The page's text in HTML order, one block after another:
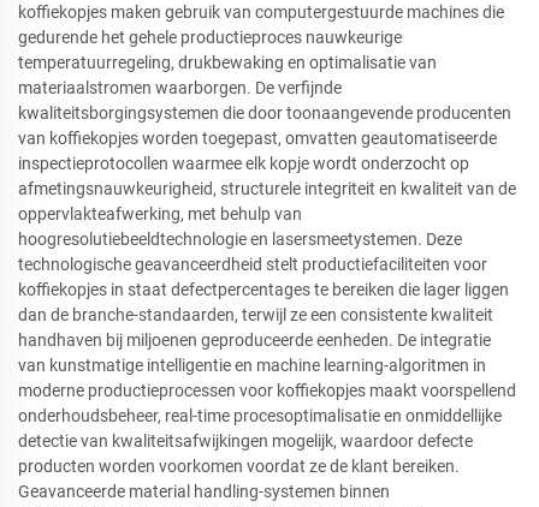
koffiekopjes maken gebruik van computergestuurde machines die
gedurende het gehele productieproces nauwkeurige
temperatuurregeling, drukbewaking en optimalisatie van
materiaalstromen waarborgen. De verfijnde
kwaliteitsborgingsystemen die door toonaangevende producenten
van koffiekopjes worden toegepast, omvatten geautomatiseerde
inspectieprotocollen waarmee elk kopje wordt onderzocht op
afmetingsnauwkeurigheid, structurele integriteit en kwaliteit van de
oppervlakteafwerking, met behulp van
hoogresolutiebeeldtechnologie en lasersmeetystemen. Deze
technologische geavanceerdheid stelt productiefaciliteiten voor
koffiekopjes in staat defectpercentages te bereiken die lager liggen
dan de branche-standaarden, terwijl ze een consistente kwaliteit
handhaven bij miljoenen geproduceerde eenheden. De integratie
van kunstmatige intelligentie en machine learning-algoritmen in
moderne productieprocessen voor koffiekopjes maakt voorspellend
onderhoudsbeheer, real-time procesoptimalisatie en onmiddellijke
detectie van kwaliteitsafwijkingen mogelijk, waardoor defecte
producten worden voorkomen voordat ze de klant bereiken.
Geavanceerde material handling-systemen binnen